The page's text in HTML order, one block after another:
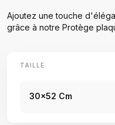
Ajoutez une touche
grâce à notre Protège
TAILLE
30x52 Cm